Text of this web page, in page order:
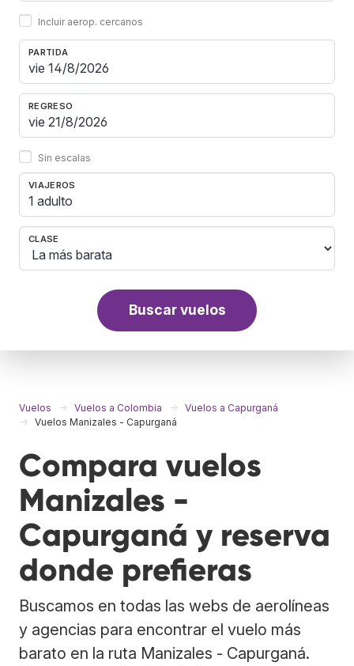
Incluir aerop. cercanos
PARTIDA
REGRESO
Sin escalas
VIAJEROS
1 adulto
CLASE
Buscar vuelos
Vuelos Vuelos a Colombia
Vuelos a Capurganá
Vuelos Manizales - Capurganá
Compara vuelos
Manizales -
Capurganá y reserva
donde prefieras
Buscamos en todas las webs de aerolíneas
y agencias para encontrar el vuelo más
barato en la ruta Manizales - Capurganá.